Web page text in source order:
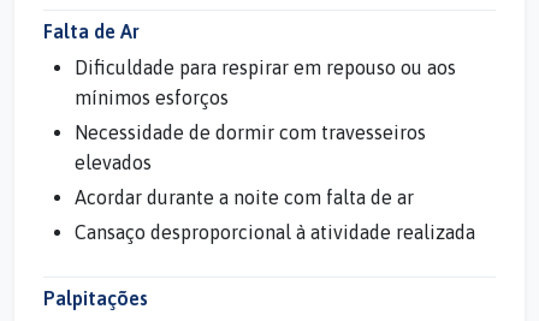
Falta de Ar
Dificuldade para respirar em repouso ou aos
mínimos esforços
Necessidade de dormir com travesseiros
elevados
Acordar durante a noite com falta de ar
Cansaço desproporcional à atividade realizada
Palpitações